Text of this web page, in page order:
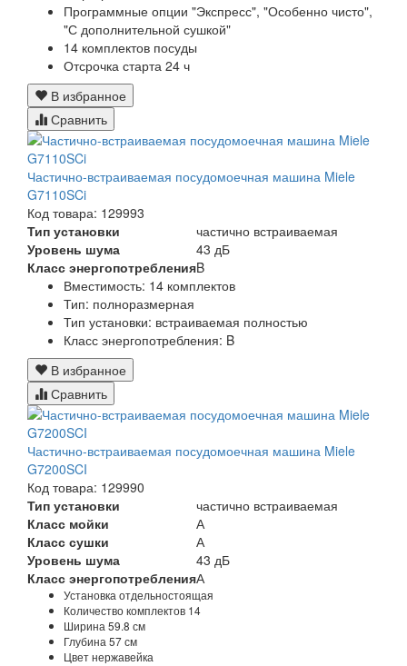
Программные опции "Экспресс", "Особенно чисто",
"С дополнительной сушкой"
14 комплектов посуды
Отсрочка старта 24 ч
В избранное
Сравнить
Частично-встраиваемая посудомоечная машина Miele
G7110SCi
Код товара: 129993
Тип установки
частично встраиваемая
Уровень шума
43 дБ
Класс энергопотребленияB
Вместимость: 14 комплектов
Тип: полноразмерная
Тип установки: встраиваемая полностью
Класс энергопотребления: B
В избранное
Сравнить
Частично-встраиваемая посудомоечная машина Miele
G7200SCI
Код товара: 129990
Тип установки
частично встраиваемая
Класс мойки
А
Класс сушки
А
Уровень шума
43 дБ
Класс энергопотребленияА
Установка отдельностоящая
Количество комплектов 14
Ширина 59.8 см
Глубина 57 см
Цветнержавейка